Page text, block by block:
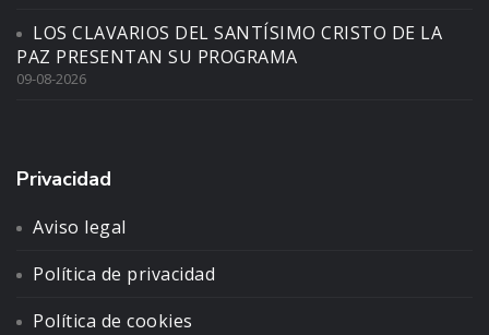
LOS CLAVARIOS DEL SANTÍSIMO CRISTO DE LA
PAZ PRESENTAN SU PROGRAMA
09-08-2026
Privacidad
Aviso legal
Política de privacidad
Política de cookies